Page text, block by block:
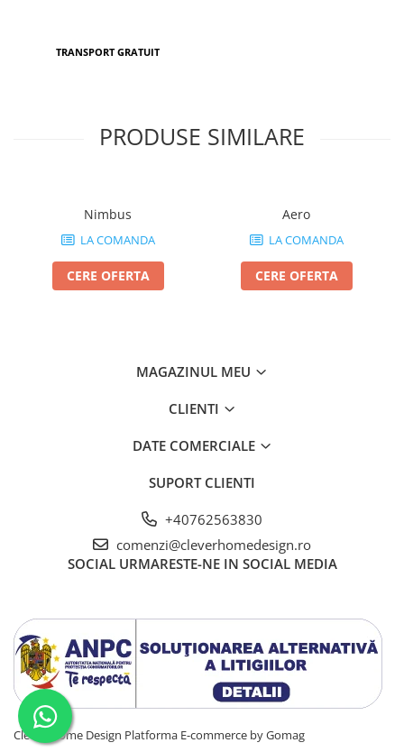
TRANSPORT GRATUIT
PRODUSE SIMILARE
Nimbus
LA COMANDA
CERE OFERTA
Aero
LA COMANDA
CERE OFERTA
MAGAZINUL MEU
CLIENTI
DATE COMERCIALE
SUPORT CLIENTI
+40762563830
comenzi@cleverhomedesign.ro
SOCIAL URMARESTE-NE IN SOCIAL MEDIA
Clever Home Design Platforma E-commerce by Gomag